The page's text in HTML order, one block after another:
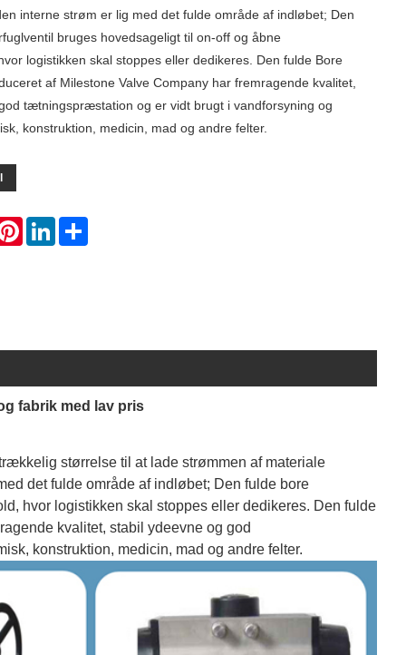
interne strøm er lig med det fulde område af indløbet; Den
bruges hovedsageligt til on-off og åbne
logistikken skal stoppes eller dedikeres. Den fulde Bore
af Milestone Valve Company har fremragende kvalitet,
tætningspræstation og er vidt brugt i vandforsyning og
konstruktion, medicin, mad og andre felter.
PinterestLinkedIn
fabrik med lav pris
størrelse til at lade strømmen af ​​materiale
det fulde område af indløbet; Den fulde bore
hvor logistikken skal stoppes eller dedikeres. Den fulde
kvalitet, stabil ydeevne og god
konstruktion, medicin, mad og andre felter.